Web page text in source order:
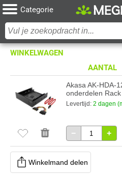
Categorie
WINKELWAGEN
AANTAL
Akasa AK-HDA-
onderdelen
Levertijd: 2 dagen
− +
Winkelmand delen